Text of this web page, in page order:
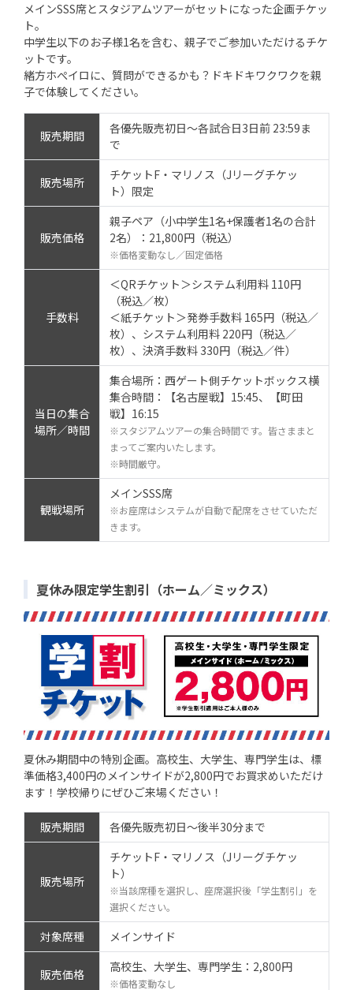
メインSSS席とスタジアムツアーがセットになった企画チケッ
ト。
中学生以下のお子様1名を含む、親子でご参加いただけるチケ
ットです。
緒方ホぺイロに、質問ができるかも？ドキドキワクワクを親
子で体験してください。
販売期間
各優先販売初日～各試合日3日前 23:59ま
で
販売場所
チケットF・マリノス（Jリーグチケッ
ト）限定
販売価格
親子ペア（小中学生1名+保護者1名の合計
2名）：21,800円（税込）
※価格変動なし／固定価格
手数料
＜QRチケット＞システム利用料 110円
（税込／枚）
＜紙チケット＞発券手数料 165円（税込／
枚）、システム利用料 220円（税込／
枚）、決済手数料 330円（税込／件）
当日の集合
場所／時間
集合場所：西ゲート側チケットボックス横
集合時間：【名古屋戦】15:45、【町田
戦】16:15
※スタジアムツアーの集合時間です。皆さままと
まってご案内いたします。
※時間厳守。
観戦場所
メインSSS席
※お座席はシステムが自動で配席をさせていただ
きます。
夏休み限定学生割引（ホーム／ミックス）
夏休み期間中の特別企画。高校生、大学生、専門学生は、標
準価格3,400円のメインサイドが2,800円でお買求めいただけ
ます！学校帰りにぜひご来場ください！
販売期間 各優先販売初日～後半30分まで
販売場所
チケットF・マリノス（Jリーグチケッ
ト）
※当該席種を選択し、座席選択後「学生割引」を
選択ください。
対象席種 メインサイド
販売価格 高校生、大学生、専門学生：2,800円
※価格変動なし